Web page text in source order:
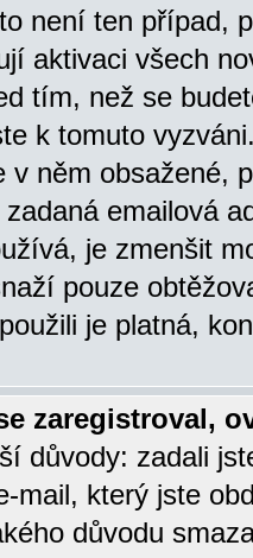
není ten případ,
aktivaci všech
tím, než se
k tomuto
v něm obsažené,
emailová
je zmenšit
pouze
je platná,
zaregistroval,
důvody: zadali
mail, který jste
důvodu